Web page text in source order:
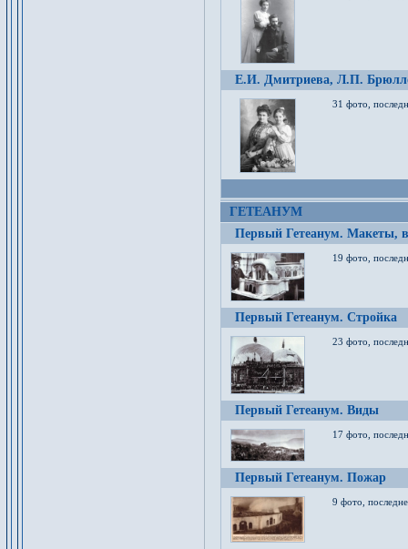
Е.И. Дмитриева, Л.П.
31 фото,
ГЕТЕАНУМ
Первый Гетеанум. Макеты,
19 фото,
Первый Гетеанум. Стройка
23 фото,
Первый Гетеанум. Виды
17 фото,
Первый Гетеанум. Пожар
9 фото,